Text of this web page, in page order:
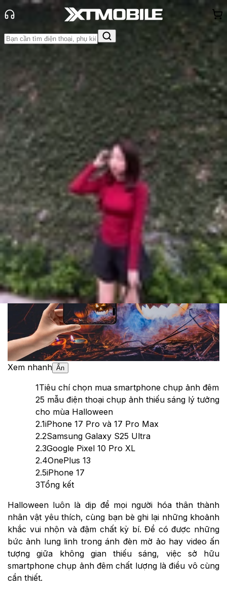
Tin tức
Tư vấn
Tin Mới
Đánh Giá - Trên Tay So Sánh Tư vấn
Khuyến
mãiThủ thuật Hỏi đáp App - Game Thông báo
Khách
hàng - Sự kiện
Top 5 smartphone chụp đêm lý
tưởng dành cho mùa Halloween
Anh Thư
Ngày đăng:
31/10/2025
Cập nhật: 31/10/2025
Theo dõi XTMobile trên
Xem nhanh Ẩn
1Tiêu chí chọn mua smartphone chụp ảnh đêm
25 mẫu điện thoại chụp ảnh thiếu sáng lý tưởng
cho mùa Halloween
2.1iPhone 17 Pro và 17 Pro Max
2.2Samsung Galaxy S25 Ultra
2.3Google Pixel 10 Pro XL
2.4OnePlus 13
2.5iPhone 17
3Tổng kết
Halloween luôn là dịp để mọi người hóa thân thành
nhân vật yêu thích, cùng bạn bè ghi lại những khoảnh
khắc vui nhộn và đậm chất kỳ bí. Để có được những
bức ảnh lung linh trong ánh đèn mờ ảo hay video ấn
tượng giữa không gian thiếu sáng, việc sở hữu
smartphone chụp ảnh đêm chất lượng là điều vô cùng
cần thiết.